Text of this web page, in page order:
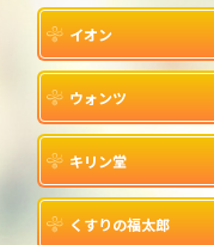
イオン
ウォンツ
キリン堂
くすりの福太郎